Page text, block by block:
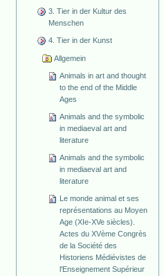
3. Tier in der Kultur des
Menschen
4. Tier in der Kunst
Allgemein
Animals in art and thought
to the end of the Middle
Ages
Animals and the symbolic
in mediaeval art and
literature
Animals and the symbolic
in mediaeval art and
literature
Le monde animal et ses
représentations au Moyen
Age (XIe-XVe siècles).
Actes du XVème Congrès
de la Société des
Historiens Médiévistes de
l'Enseignement Supérieur